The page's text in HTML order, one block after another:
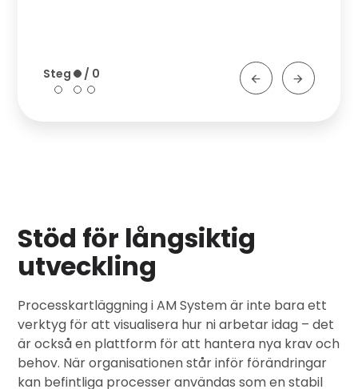
Stöd för långsiktig
utveckling
Processkartläggning i AM System är inte bara ett
verktyg för att visualisera hur ni arbetar idag – det
är också en plattform för att hantera nya krav och
behov. När organisationen står inför förändringar
kan befintliga processer användas som en stabil